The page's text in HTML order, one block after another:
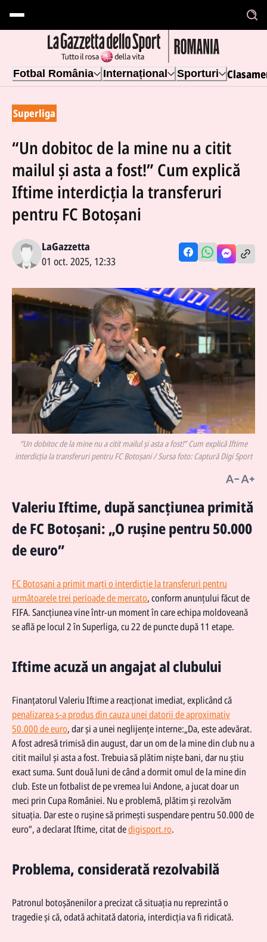
Fotbal România Internațional Sporturi
Superliga
“Un dobitoc de la mine nu a citit
mailul și asta a fost!” Cum explică
Iftime interdicția la transferuri
pentru FC Botoșani
LaGazzetta
01 oct. 2025, 12:33
“Un dobitoc de la mine nu a citit mailul și asta a fost!” Cum explică Iftime
interdicția la transferuri pentru FC Botoșani / Sursa foto: Captură Digi Sport
Valeriu Iftime, după sancțiunea primită
de FC Botoșani: „O rușine pentru 50.000
de euro”
FC Botoșani a primit marți o interdicție la transferuri pentru
următoarele trei perioade de mercato, conform anunțului făcut de
FIFA. Sancțiunea vine într-un moment în care echipa moldoveană
se află pe locul 2 în Superliga, cu 22 de puncte după 11 etape.
Iftime acuză un angajat al clubului
Finanțatorul Valeriu Iftime a reacționat imediat, explicând că
penalizarea s-a produs din cauza unei datorii de aproximativ
50.000 de euro, dar și a unei neglijențe interne:„Da, este adevărat.
A fost adresă trimisă din august, dar un om de la mine din club nu a
citit mailul și asta a fost. Trebuia să plătim niște bani, dar nu știu
exact suma. Sunt două luni de când a dormit omul de la mine din
club. Este un fotbalist de pe vremea lui Andone, a jucat doar un
meci prin Cupa României. Nu e problemă, plătim și rezolvăm
situația. Dar este o rușine să primești suspendare pentru 50.000 de
euro”, a declarat Iftime, citat dedigisport.ro.
Problema, considerată rezolvabilă
Patronul botoșănenilor a precizat că situația nu reprezintă o
tragedie și că, odată achitată datoria, interdicția va fi ridicată.